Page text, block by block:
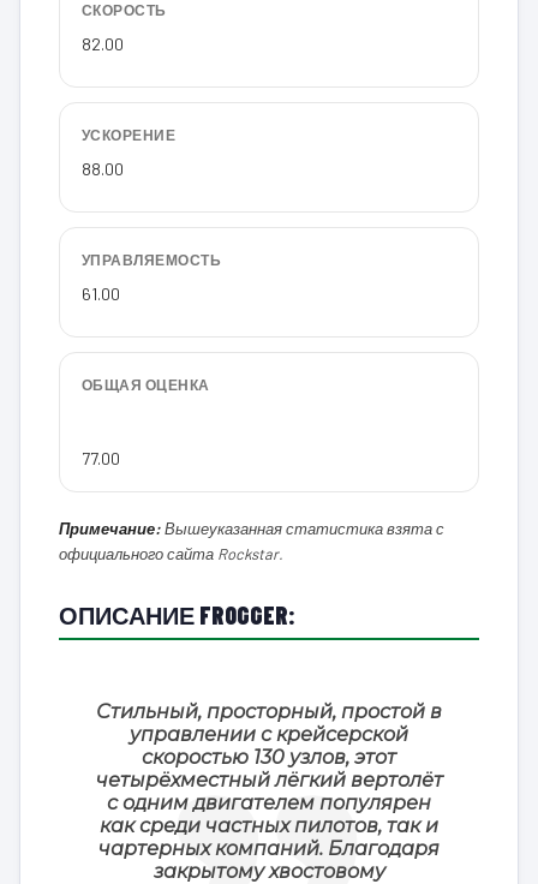
СКОРОСТЬ
82.00
УСКОРЕНИЕ
88.00
УПРАВЛЯЕМОСТЬ
61.00
ОБЩАЯ ОЦЕНКА
77.00
Примечание:Вышеуказанная статистика взята с
официального сайта Rockstar.
ОПИСАНИЕ FROGGER:
Стильный, просторный, простой в
управлении с крейсерской
скоростью 130 узлов, этот
четырёхместный лёгкий вертолёт
с одним двигателем популярен
как среди частных пилотов, так и
чартерных компаний. Благодаря
закрытому хвостовому